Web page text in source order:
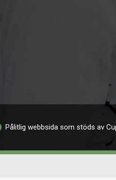
Pålitlig webbsida som stöds av